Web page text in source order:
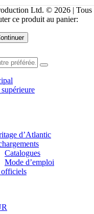
Ltd. © 2026 | Tous
ce produit au panier:
d’Atlantic
Catalogues
Mode d’emploi
officiels